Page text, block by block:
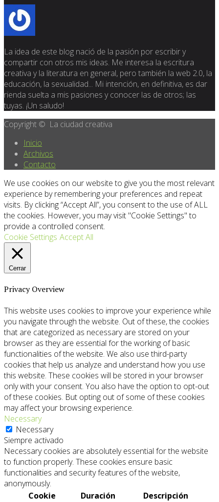
La idea de este blog nació de la pasión por escribir y
compartir con otros mis ideas. Me interesa la escritura
creativa y la literatura en general, pero también la web 2.0, la
educación, la sexualidad... Mi intención, en definitiva, es dar
rienda suelta a mis pasiones y conocer las de otros; las
tuyas. ¡Un saludo!
Copyright © La ciudad creativa
Inicio
Archivos
Contacto
We use cookies on our website to give you the most relevant
experience by remembering your preferences and repeat
visits. By clicking “Accept All”, you consent to the use of ALL
the cookies. However, you may visit "Cookie Settings" to
provide a controlled consent.
Cookie Settings Accept All
Cerrar
Privacy Overview
This website uses cookies to improve your experience while
you navigate through the website. Out of these, the cookies
that are categorized as necessary are stored on your
browser as they are essential for the working of basic
functionalities of the website. We also use third-party
cookies that help us analyze and understand how you use
this website. These cookies will be stored in your browser
only with your consent. You also have the option to opt-out
of these cookies. But opting out of some of these cookies
may affect your browsing experience.
Necessary
Necessary
Siempre activado
Necessary cookies are absolutely essential for the website
to function properly. These cookies ensure basic
functionalities and security features of the website,
anonymously.
Cookie
Duración Descripción